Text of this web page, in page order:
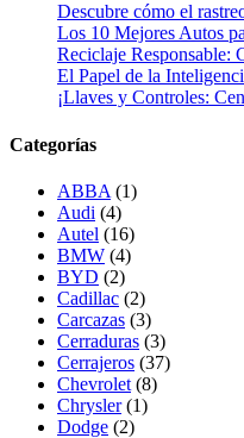
Descubre cómo el
Los 10 Mejores Autos
Reciclaje Responsable:
El Papel de la
¡Llaves y Controles:
Categorías
ABBA (1)
Audi (4)
Autel (16)
BMW (4)
BYD (2)
Cadillac (2)
Carcazas (3)
Cerraduras (3)
Cerrajeros (37)
Chevrolet (8)
Chrysler (1)
Dodge (2)